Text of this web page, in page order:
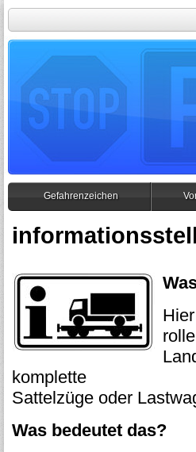
Gefahrenzeichen
komplette
Sattelzüge oder
Was bedeutet das?